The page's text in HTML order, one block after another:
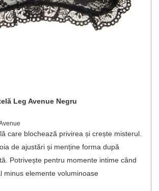
Leg Avenue Negru
care blochează privirea și crește misterul.
de ajustări și menține forma după
Potrivește pentru momente intime când
minus elemente voluminoase